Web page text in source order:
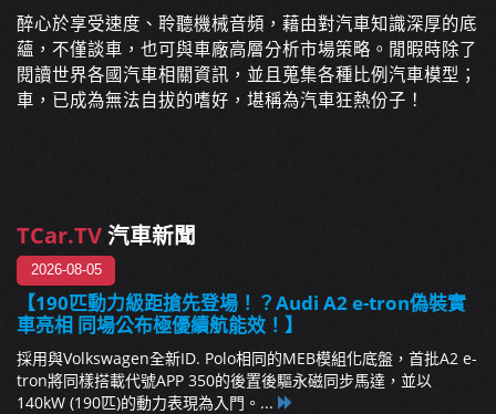
醉心於享受速度、聆聽機械音頻，藉由對汽車知識深厚的底
蘊，不僅談車，也可與車廠高層分析市場策略。閒暇時除了
閱讀世界各國汽車相關資訊，並且蒐集各種比例汽車模型；
車，已成為無法自拔的嗜好，堪稱為汽車狂熱份子！
TCar.TV汽車新聞
2026-08-05
【190匹動力級距搶先登場！？Audi A2 e-tron偽裝實
車亮相 同場公布極優續航能效！】
採用與Volkswagen全新ID. Polo相同的MEB模組化底盤，首批A2 e-
tron將同樣搭載代號APP 350的後置後驅永磁同步馬達，並以
140kW (190匹)的動力表現為入門。...